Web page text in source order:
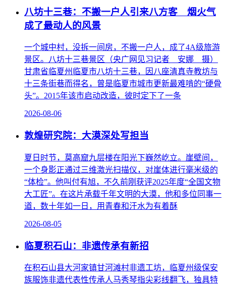
八坊十三巷：不搬一户人引来八方客 烟火气
成了最动人的风景
一个城中村，没拆一间房，不搬一户人，成了4A级旅游
景区。八坊十三巷景区（央广网见习记者 安娜 摄）
甘肃省临夏州临夏市八坊十三巷，因八座清真寺教坊与
十三条街巷而得名，曾是临夏市城市更新最难啃的“硬骨
头”。2015年该市启动改造，彼时定下了一条
2026-08-06
敦煌研究院：大漠深处写担当
夏日时节，莫高窟九层楼在阳光下巍然屹立。崖壁间，
一个身影正通过三维激光扫描仪，对崖体进行毫米级的
“体检”。他叫付有旭，不久前刚获评2025年度“全国文物
大工匠”。在这片承载千年文明的大漠，他和多位同事一
道，数十年如一日，用青春和汗水为有着酥
2026-08-05
临夏积石山：非遗传承有新招
在积石山县大河家镇甘河滩村非遗工坊，临夏州级保安
族服饰非遗代表性传承人马秀琴指尖彩线翻飞，独具特